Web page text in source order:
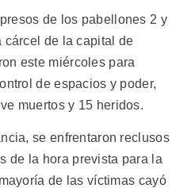
de los pabellones 2 y
cárcel de la capital de
este miércoles para
de espacios y poder,
muertos y 15 heridos.
se enfrentaron reclusos
de la hora prevista para la
de las víctimas cayó